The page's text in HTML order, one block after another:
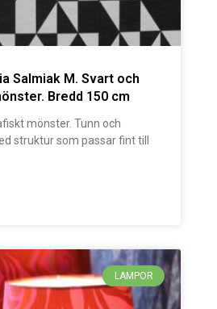
Salmiak M. Svart och
Bredd 150 cm
mönster. Tunn och
struktur som passar fint till
LAMPOR